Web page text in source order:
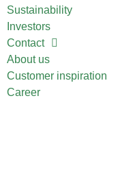
Sustainability
Investors
Contact
About us
Customer inspiration
Career